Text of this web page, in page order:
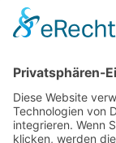
Kontakt
Königstraße 28
70173 Stuttgart
T: 0711 29 39 20
kontakt@kaestner-